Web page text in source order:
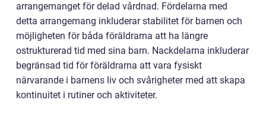
arrangemanget för delad vårdnad. Fördelarna med
detta arrangemang inkluderar stabilitet för barnen och
möjligheten för båda föräldrarna att ha längre
ostrukturerad tid med sina barn. Nackdelarna inkluderar
begränsad tid för föräldrarna att vara fysiskt
närvarande i barnens liv och svårigheter med att skapa
kontinuitet i rutiner och aktiviteter.